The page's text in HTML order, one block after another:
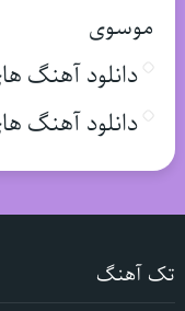
موسوی
دانلود آهنگ
دانلود آهنگ
تک آهنگ